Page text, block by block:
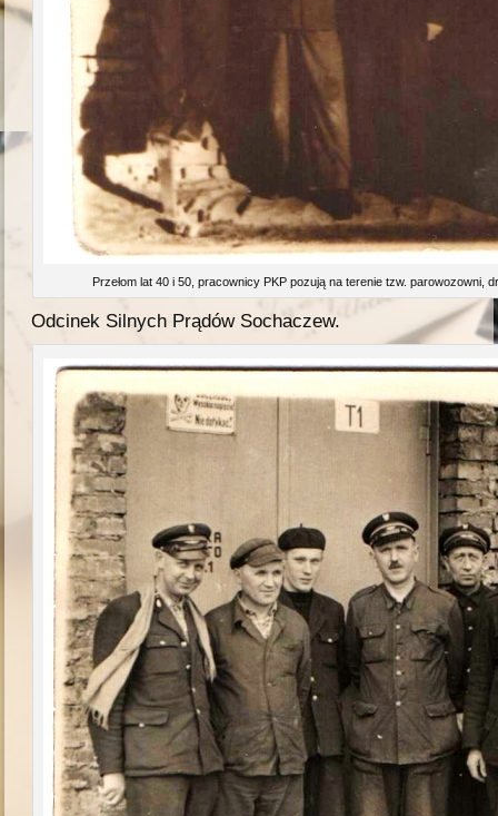
Przełom lat 40 i 50, pracownicy PKP pozują na terenie tzw. parowozowni,
Odcinek Silnych Prądów Sochaczew.